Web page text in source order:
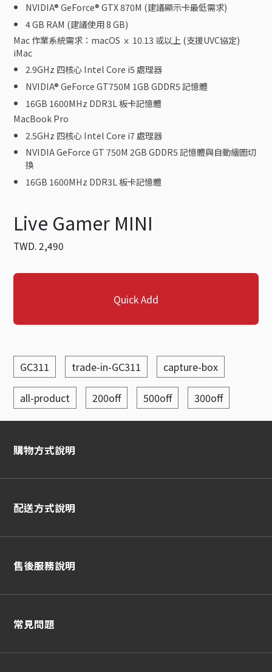
NVIDIA® GeForce® GTX 870M (建議顯示卡最低需求)
4 GB RAM (建議使用 8 GB)
Mac 作業系統需求：macOS ｘ 10.13 或以上 (支援UVC協定)
iMac
2.9GHz 四核心 Intel Core i5 處理器
NVIDIA® GeForce GT750M 1GB GDDR5 記憶體
16GB 1600MHz DDR3L 板卡記憶體
MacBook Pro
2.5GHz 四核心 Intel Core i7 處理器
NVIDIA GeForce GT 750M 2GB GDDR5 記憶體與自動繪圖切
換
16GB 1600MHz DDR3L 板卡記憶體
Live Gamer MINI
TWD. 2,490
Quick Add
GC311 trade-in-GC311 capture-box
all-product 200off 500off 300off
購物方式說明
配送方式說明
售後服務說明
常見問題